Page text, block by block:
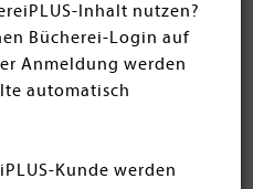
Inhalt nutzen?
Bücherei-Login auf
Anmeldung werden
automatisch
Kunde werden
und Atmosphäre. Jetzt
Geschichte hautnah